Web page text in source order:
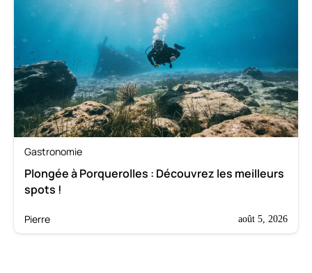
Gastronomie
Plongée à Porquerolles : Découvrez les meilleurs
spots !
Pierre août 5, 2026